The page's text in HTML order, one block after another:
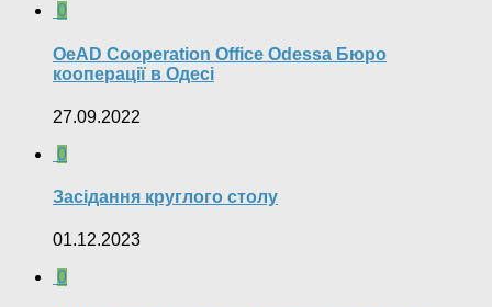
0
OeAD Cooperation Office Odessa Бюро
кооперації в Одесі
27.09.2022
0
Засідання круглого столу
01.12.2023
0